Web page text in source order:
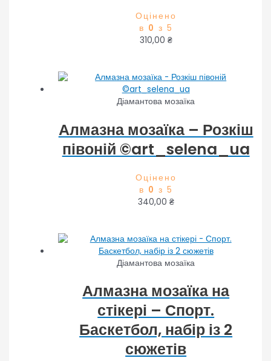
Оцінено
в 0 з 5
310,00 ₴
Діамантова мозаїка
Алмазна мозаїка – Розкіш
півоній ©art_selena_ua
Оцінено
в 0 з 5
340,00 ₴
Діамантова мозаїка
Алмазна мозаїка на
стікері – Спорт.
Баскетбол, набір із 2
сюжетів